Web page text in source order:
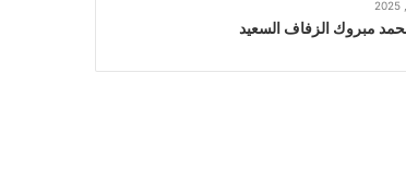
مبروك الزفاف السعيد